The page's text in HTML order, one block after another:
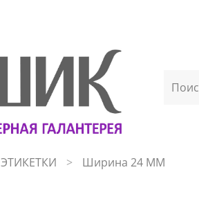
ЭТИКЕТКИ Ширина 24 ММ